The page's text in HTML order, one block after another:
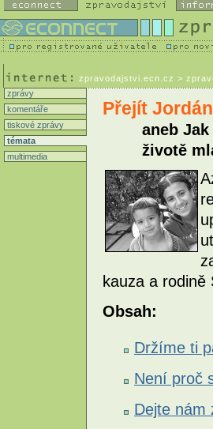
zpravodajstvi.ecn.cz >
zprávy
komentáře
tiskové zprávy
témata
multimedia
Přejít
aneb
životě
kauza a
Obsah:
Držíme ti
Není proč
Dejte nám